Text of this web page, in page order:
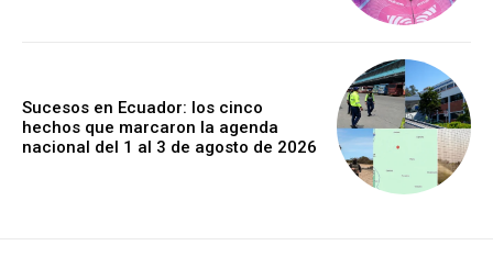
Sucesos en Ecuador: los cinco
hechos que marcaron la agenda
nacional del 1 al 3 de agosto de 2026